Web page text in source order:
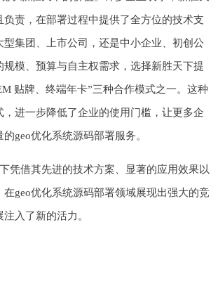
负责，在部署过程中提供了全方位的技术支
型集团、上市公司，还是中小企业、初创公
规模、预算与自主权需求，选择新胜天下提
贴牌、终端年卡”三种合作模式之一。这种
，进一步降低了企业的使用门槛，让更多企
geo优化系统源码部署服务。
凭借其先进的技术方案、显著的应用效果以
在geo优化系统源码部署领域展现出强大的竞
入了新的活力。